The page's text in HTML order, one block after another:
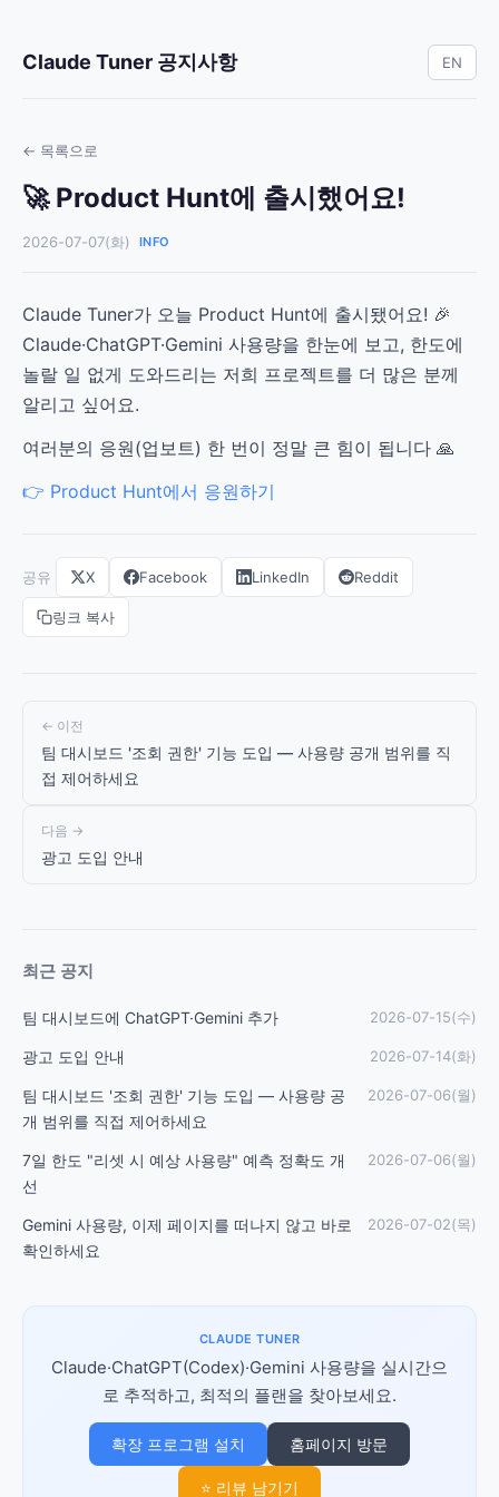
Claude Tuner 공지사항 EN
← 목록으로
🚀 Product Hunt에 출시했어요!
2026-07-07(화) INFO
Claude Tuner가 오늘 Product Hunt에 출시됐어요! 🎉
Claude·ChatGPT·Gemini 사용량을 한눈에 보고, 한도에
놀랄 일 없게 도와드리는 저희 프로젝트를 더 많은 분께
알리고 싶어요.
여러분의 응원(업보트) 한 번이 정말 큰 힘이 됩니다 🙏
👉 Product Hunt에서 응원하기
공유 X Facebook LinkedIn Reddit
링크 복사
← 이전
팀 대시보드 '조회 권한' 기능 도입 — 사용량 공개 범위를 직
접 제어하세요
다음 →
광고 도입 안내
최근 공지
팀 대시보드에 ChatGPT·Gemini 추가 2026-07-15(수)
광고 도입 안내 2026-07-14(화)
팀 대시보드 '조회 권한' 기능 도입 — 사용량 공
개 범위를 직접 제어하세요
2026-07-06(월)
7일 한도 "리셋 시 예상 사용량" 예측 정확도 개
선
2026-07-06(월)
Gemini 사용량, 이제 페이지를 떠나지 않고 바로
확인하세요
2026-07-02(목)
CLAUDE TUNER
Claude·ChatGPT(Codex)·Gemini 사용량을 실시간으
로 추적하고, 최적의 플랜을 찾아보세요.
확장 프로그램 설치 홈페이지 방문
⭐ 리뷰 남기기